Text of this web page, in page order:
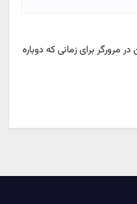
مرورگر برای زمانی که دوباره